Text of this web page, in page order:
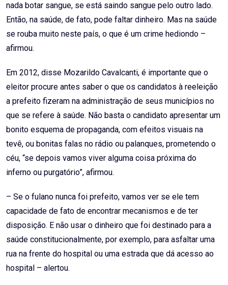
nada botar sangue, se está saindo sangue pelo outro lado.
Então, na saúde, de fato, pode faltar dinheiro. Mas na saúde
se rouba muito neste país, o que é um crime hediondo –
afirmou.
Em 2012, disse Mozarildo Cavalcanti, é importante que o
eleitor procure antes saber o que os candidatos à reeleição
a prefeito fizeram na administração de seus municípios no
que se refere à saúde. Não basta o candidato apresentar um
bonito esquema de propaganda, com efeitos visuais na
tevê, ou bonitas falas no rádio ou palanques, prometendo o
céu, “se depois vamos viver alguma coisa próxima do
inferno ou purgatório”, afirmou.
– Se o fulano nunca foi prefeito, vamos ver se ele tem
capacidade de fato de encontrar mecanismos e de ter
disposição. E não usar o dinheiro que foi destinado para a
saúde constitucionalmente, por exemplo, para asfaltar uma
rua na frente do hospital ou uma estrada que dá acesso ao
hospital – alertou.